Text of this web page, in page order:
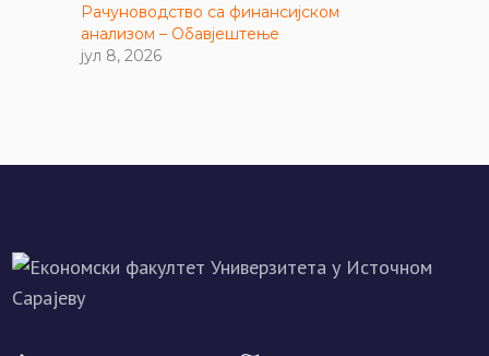
Рачуноводство са финансијском
анализом – Обавјештење
јул 8, 2026